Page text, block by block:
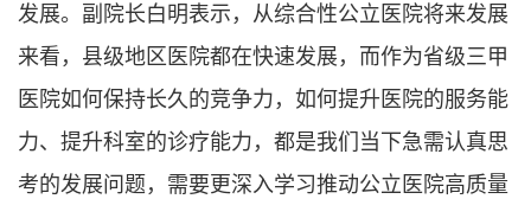
发展。副院长白明表示，从综合性公立医院将来发展
来看，县级地区医院都在快速发展，而作为省级三甲
医院如何保持长久的竞争力，如何提升医院的服务能
力、提升科室的诊疗能力，都是我们当下急需认真思
考的发展问题，需要更深入学习推动公立医院高质量